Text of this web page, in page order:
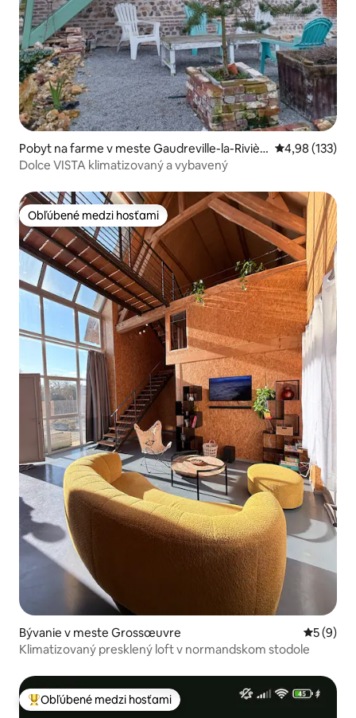
Pobyt na farme v meste Gaudreville-la-Rivièr
e
Priemerné
4,98 (133)
Dolce VISTA klimatizovaný a vybavený
Obľúbené medzi hosťami
Obľúbené medzi hosťami
Bývanie v meste Grossœuvre
5 (9)
Klimatizovaný presklený loft v normandskom stodole
Najobľúbenejšie medzi hosťami
Obľúbené medzi hosťami